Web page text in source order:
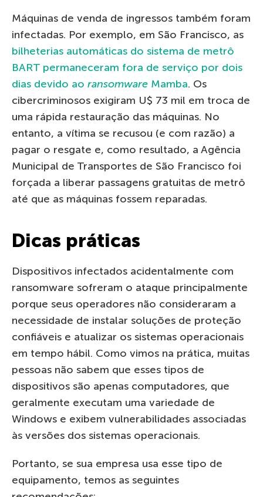
Máquinas de venda de ingressos também foram
infectadas. Por exemplo, em São Francisco, as
bilheterias automáticas do sistema de metrô
BART permaneceram fora de serviço por dois
dias devido ao ransomware Mamba. Os
cibercriminosos exigiram U$ 73 mil em troca de
uma rápida restauração das máquinas. No
entanto, a vítima se recusou (e com razão) a
pagar o resgate e, como resultado, a Agência
Municipal de Transportes de São Francisco foi
forçada a liberar passagens gratuitas de metrô
até que as máquinas fossem reparadas.
Dicas práticas
Dispositivos infectados acidentalmente com
ransomware sofreram o ataque principalmente
porque seus operadores não consideraram a
necessidade de instalar soluções de proteção
confiáveis e atualizar os sistemas operacionais
em tempo hábil. Como vimos na prática, muitas
pessoas não sabem que esses tipos de
dispositivos são apenas computadores, que
geralmente executam uma variedade de
Windows e exibem vulnerabilidades associadas
às versões dos sistemas operacionais.
Portanto, se sua empresa usa esse tipo de
equipamento, temos as seguintes